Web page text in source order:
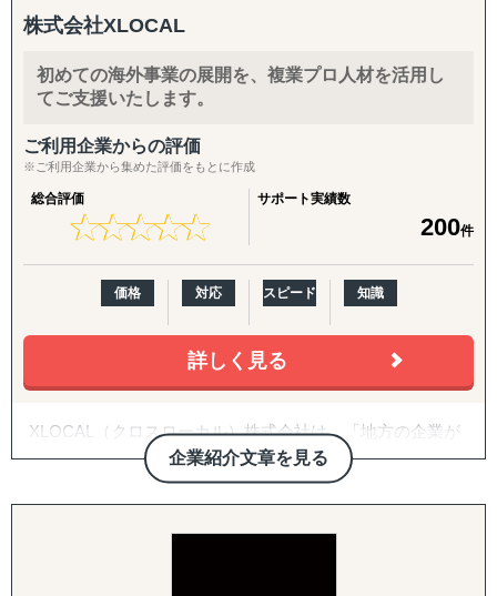
定着支援まで対応可能
週間で現地営業体制を構築。対応する主要各国に日本語力
のある現地人財を配置し、海外進出後も継続的に支援でき
る体制を整えています。
昨今の海外市場は変動性が高く、かつウェブ・SNS等の膨
大な情報が仇となり、リアルタイムかつ最適な情報を獲得
することが難しい時代です。
私たちはこの状況に対応すべく、「二次情報だけでは社内
稟議が通らない」「英語が通じないローカル市場にアクセ
日本企業が直面する課題を、現地一次情報の収集から即営
業、PoCまでのワンストップ支援で解決します。
特に強化しているエリアは現在日本企業の進出が増加傾向
「どの国が最適か？」「本当に売れるのか？」から始ま
る、海外進出のゼロからイチを伴走する支援をさせていた
だきます。
株式会社XLOCAL
初めての海外事業の展開を、複業プロ人材を活用し
てご支援いたします。
ご利用企業からの評価
※ご利用企業から集めた評価をもとに作成
総合評価
★★★★★
★★★★★
サポート実績数
200件
価格 対応 スピード 知識
詳しく見る
企業紹介文章を見る
XLOCAL（クロスローカル）株式会社は、「地方の企業が
世界を変える」というミッションを掲げる地方特化型の総
合HR企業で、地方企業と都市部のプロ人材をつなぐ複業
マッチングプラットフォーム「チイキズカン」を運営して